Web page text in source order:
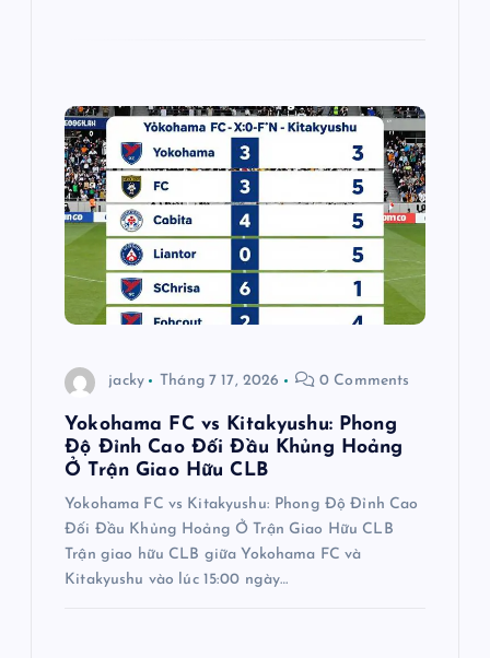
jacky Tháng 7 17, 2026 0 Comments
Yokohama FC vs Kitakyushu: Phong
Độ Đỉnh Cao Đối Đầu Khủng Hoảng
Ở Trận Giao Hữu CLB
Yokohama FC vs Kitakyushu: Phong Độ Đỉnh Cao
Đối Đầu Khủng Hoảng Ở Trận Giao Hữu CLB
Trận giao hữu CLB giữa Yokohama FC và
Kitakyushu vào lúc 15:00 ngày…